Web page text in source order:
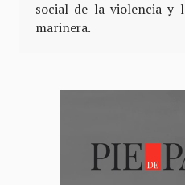
social de la violencia y
marinera.